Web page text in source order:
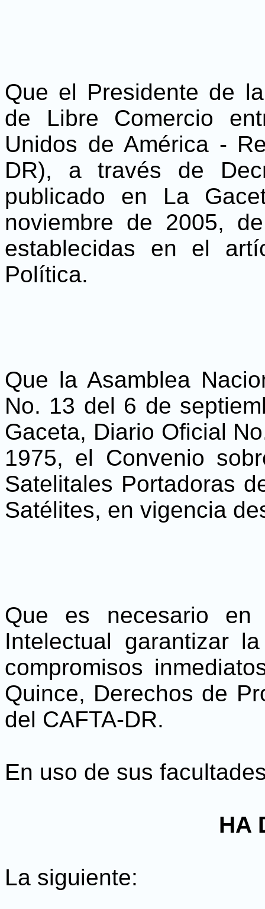
Que el Presidente de
de Libre Comercio
Unidos de América -
DR), a través de
publicado en La
noviembre de 2005,
establecidas en el
Política.
Que la Asamblea
No. 13 del 6 de
Gaceta, Diario Oficial
1975, el Convenio
Satelitales Portadoras
Satélites, en vigencia
Que es necesario en
Intelectual garantizar
compromisos
Quince, Derechos de
del CAFTA-DR.
En uso de sus
HA
La siguiente: